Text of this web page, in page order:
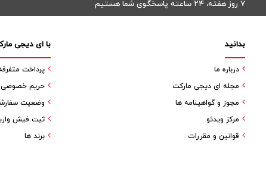
۷ روز هفته، ۲۴ ساعته پاسخگوی شما هستیم
با ای دیجی
پرداخت
حریم خصوصی
وضعیت
ثبت فیش
برند ها
بدانید
درباره ما
مجله ای دیجی مارکت
مجوز و گواهینامه ها
مرکز ویدئو
قوانین و مقررات